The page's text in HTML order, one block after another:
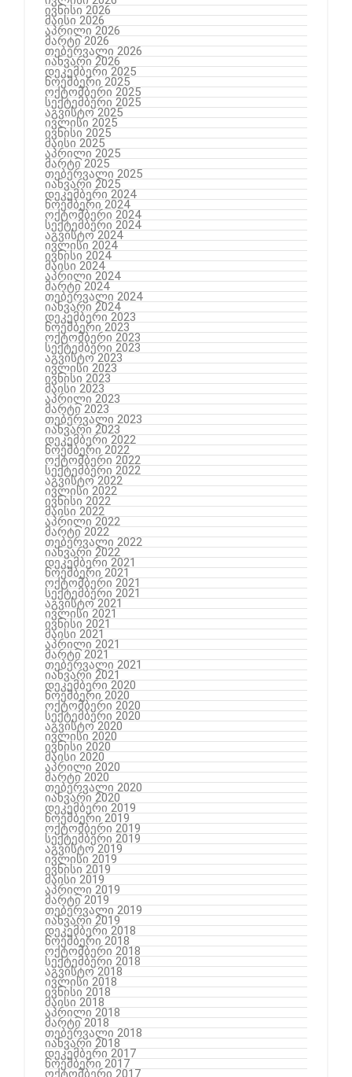
ივნისი 2026
მაისი 2026
აპრილი 2026
მარტი 2026
თებერვალი 2026
იანვარი 2026
დეკემბერი 2025
ნოემბერი 2025
ოქტომბერი 2025
სექტემბერი 2025
აგვისტო 2025
ივლისი 2025
ივნისი 2025
მაისი 2025
აპრილი 2025
მარტი 2025
თებერვალი 2025
იანვარი 2025
დეკემბერი 2024
ნოემბერი 2024
ოქტომბერი 2024
სექტემბერი 2024
აგვისტო 2024
ივლისი 2024
ივნისი 2024
მაისი 2024
აპრილი 2024
მარტი 2024
თებერვალი 2024
იანვარი 2024
დეკემბერი 2023
ნოემბერი 2023
ოქტომბერი 2023
სექტემბერი 2023
აგვისტო 2023
ივლისი 2023
ივნისი 2023
მაისი 2023
აპრილი 2023
მარტი 2023
თებერვალი 2023
იანვარი 2023
დეკემბერი 2022
ნოემბერი 2022
ოქტომბერი 2022
სექტემბერი 2022
აგვისტო 2022
ივლისი 2022
ივნისი 2022
მაისი 2022
აპრილი 2022
მარტი 2022
თებერვალი 2022
იანვარი 2022
დეკემბერი 2021
ნოემბერი 2021
ოქტომბერი 2021
სექტემბერი 2021
აგვისტო 2021
ივლისი 2021
ივნისი 2021
მაისი 2021
აპრილი 2021
მარტი 2021
თებერვალი 2021
იანვარი 2021
დეკემბერი 2020
ნოემბერი 2020
ოქტომბერი 2020
სექტემბერი 2020
აგვისტო 2020
ივლისი 2020
ივნისი 2020
მაისი 2020
აპრილი 2020
მარტი 2020
თებერვალი 2020
იანვარი 2020
დეკემბერი 2019
ნოემბერი 2019
ოქტომბერი 2019
სექტემბერი 2019
აგვისტო 2019
ივლისი 2019
ივნისი 2019
მაისი 2019
აპრილი 2019
მარტი 2019
თებერვალი 2019
იანვარი 2019
დეკემბერი 2018
ნოემბერი 2018
ოქტომბერი 2018
სექტემბერი 2018
აგვისტო 2018
ივლისი 2018
ივნისი 2018
მაისი 2018
აპრილი 2018
მარტი 2018
თებერვალი 2018
იანვარი 2018
დეკემბერი 2017
ნოემბერი 2017
ოქტომბერი 2017